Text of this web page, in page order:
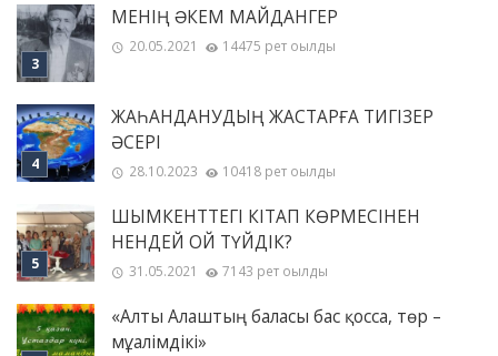
МЕНІҢ ƏКЕМ МАЙДАНГЕР
20.05.2021 14475 рет оқылды
ЖАҺАНДАНУДЫҢ ЖАСТАРҒА ТИГІЗЕР
ӘСЕРІ
28.10.2023 10418 рет оқылды
ШЫМКЕНТТЕГІ КІТАП КӨРМЕСІНЕН
НЕНДЕЙ ОЙ ТҮЙДІК?
31.05.2021 7143 рет оқылды
«Алты Алаштың баласы бас қосса, төр –
мұғалімдікі»